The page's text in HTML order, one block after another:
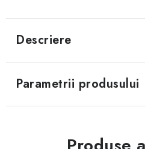
Descriere
Parametrii produsului